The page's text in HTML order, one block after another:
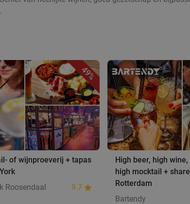
49%
of wijnproeverij + tapas
Roosendaal
9.7
High beer, high
high mocktail +
Rotterdam
Bartendy